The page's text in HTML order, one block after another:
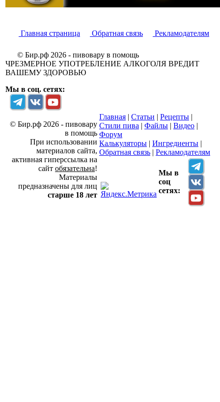
Главная страница Обратная связь Рекламодателям
© Бир.рф 2026 - пивовару в помощь
ЧРЕЗМЕРНОЕ УПОТРЕБЛЕНИЕ АЛКОГОЛЯ ВРЕДИТ
ВАШЕМУ ЗДОРОВЬЮ
Мы в соц. сетях:
© Бир.рф 2026 - пивовару
в помощь
При использовании
материалов сайта,
активная гиперссылка на
сайт обязательна!
Материалы
предназначены для лиц
старше 18 лет
Главная | Статьи | Рецепты |
Стили пива | Файлы | Видео |
Форум
Калькуляторы | Ингредиенты |
Обратная связь | Рекламодателям
Мы в
соц
сетях: